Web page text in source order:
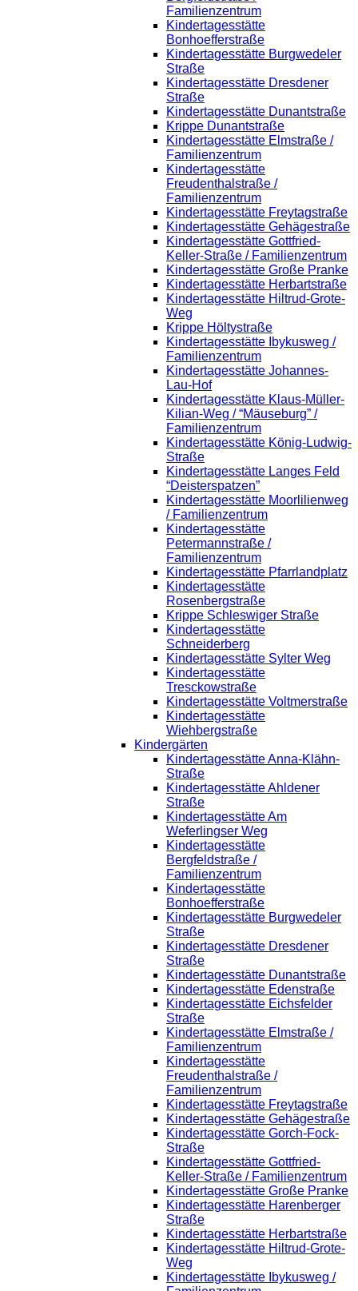
Familienzentrum
Kindertagesstätte
Bonhoefferstraße
Kindertagesstätte Burgwedeler
Straße
Kindertagesstätte Dresdener
Straße
Kindertagesstätte Dunantstraße
Krippe Dunantstraße
Kindertagesstätte Elmstraße /
Familienzentrum
Kindertagesstätte
Freudenthalstraße /
Familienzentrum
Kindertagesstätte Freytagstraße
Kindertagesstätte Gehägestraße
Kindertagesstätte Gottfried-
Keller-Straße / Familienzentrum
Kindertagesstätte Große Pranke
Kindertagesstätte Herbartstraße
Kindertagesstätte Hiltrud-Grote-
Weg
Krippe Höltystraße
Kindertagesstätte Ibykusweg /
Familienzentrum
Kindertagesstätte Johannes-
Lau-Hof
Kindertagesstätte Klaus-Müller-
Kilian-Weg / “Mäuseburg” /
Familienzentrum
Kindertagesstätte König-Ludwig-
Straße
Kindertagesstätte Langes Feld
“Deisterspatzen”
Kindertagesstätte Moorlilienweg
/ Familienzentrum
Kindertagesstätte
Petermannstraße /
Familienzentrum
Kindertagesstätte Pfarrlandplatz
Kindertagesstätte
Rosenbergstraße
Krippe Schleswiger Straße
Kindertagesstätte
Schneiderberg
Kindertagesstätte Sylter Weg
Kindertagesstätte
Tresckowstraße
Kindertagesstätte Voltmerstraße
Kindertagesstätte
Wiehbergstraße
Kindergärten
Kindertagesstätte Anna-Klähn-
Straße
Kindertagesstätte Ahldener
Straße
Kindertagesstätte Am
Weferlingser Weg
Kindertagesstätte
Bergfeldstraße /
Familienzentrum
Kindertagesstätte
Bonhoefferstraße
Kindertagesstätte Burgwedeler
Straße
Kindertagesstätte Dresdener
Straße
Kindertagesstätte Dunantstraße
Kindertagesstätte Edenstraße
Kindertagesstätte Eichsfelder
Straße
Kindertagesstätte Elmstraße /
Familienzentrum
Kindertagesstätte
Freudenthalstraße /
Familienzentrum
Kindertagesstätte Freytagstraße
Kindertagesstätte Gehägestraße
Kindertagesstätte Gorch-Fock-
Straße
Kindertagesstätte Gottfried-
Keller-Straße / Familienzentrum
Kindertagesstätte Große Pranke
Kindertagesstätte Harenberger
Straße
Kindertagesstätte Herbartstraße
Kindertagesstätte Hiltrud-Grote-
Weg
Kindertagesstätte Ibykusweg /